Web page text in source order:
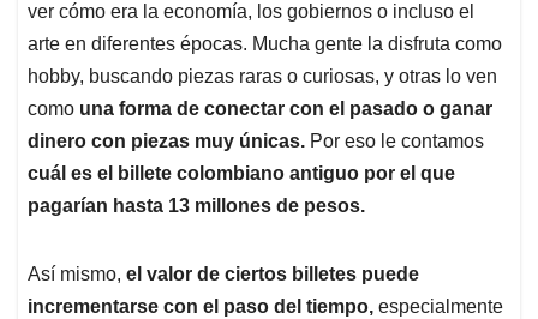
ver cómo era la economía, los gobiernos o incluso el
arte en diferentes épocas. Mucha gente la disfruta como
hobby, buscando piezas raras o curiosas, y otras lo ven
como una forma de conectar con el pasado o ganar
dinero con piezas muy únicas. Por eso le contamos
cuál es el billete colombiano antiguo por el que
pagarían hasta 13 millones de pesos.
Así mismo, el valor de ciertos billetes puede
incrementarse con el paso del tiempo, especialmente